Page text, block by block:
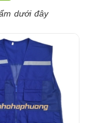
dưới đây